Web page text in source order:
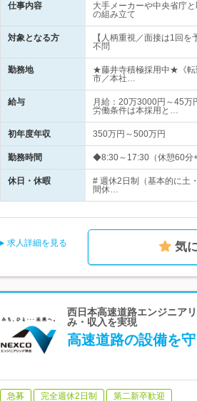
仕事内容
大手メーカーや中央省庁
の組み立て
対象となる方
【人柄重視／面接は1回
不問
勤務地
★藤井寺積極採用中★《転
市／本社…
給与
月給：20万3000円～45万
労働条件は本採用と…
初年度年収 350万円～500万円
勤務時間 ◆8:30～17:30（休憩60
休日・休暇
# 週休2日制（基本的に土
間休…
求人詳細を見る 気
西日本高速道路エンジニア
み・収入を実現
高速道路の設備を
急募 完全週休2日制 第二新卒歓迎